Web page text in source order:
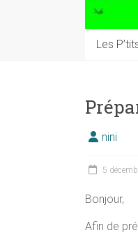
Les
nini
5
Bonjour,
Afin de